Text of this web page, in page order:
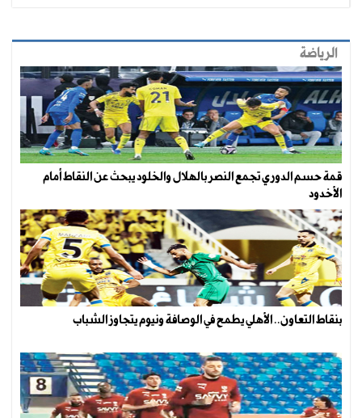
الرياضة
قمة حسم الدوري تجمع النصر بالهلال والخلود يبحث عن النقاط أمام
الأخدود
بنقاط التعاون.. الأهلي يطمح في الوصافة ونيوم يتجاوز الشباب